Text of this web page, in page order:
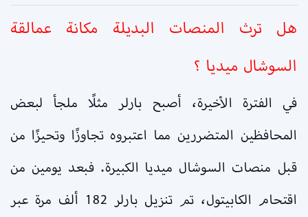
هل ترث المنصات البديلة مكانة عمالقة
السوشال ميديا ؟
في الفترة الأخيرة، أصبح بارلر مثلًا ملجأ لبعض
المحافظين المتضررين مما اعتبروه تجاوزًا وتحيزًا من
قبل منصات السوشال ميديا الكبيرة. فبعد يومين من
اقتحام الكابيتول، تم تنزيل بارلر 182 ألف مرة عبر